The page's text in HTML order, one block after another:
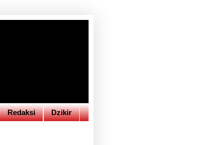
Redaksi Dzikir